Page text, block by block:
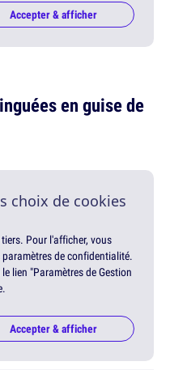
Accepter & afficher
en guise de
choix de cookies
Pour l'afficher, vous
de confidentialité.
lien "Paramètres de Gestion
Accepter & afficher